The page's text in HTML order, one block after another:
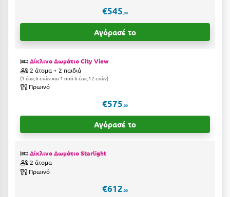
Θάσος
Ιεράπετρα
Ικαρία
Ίος
Ιωάννινα
€545 ,00
Αγόρασέ το
Δίκλινο Δωμάτιο City View
2 άτομα + 2 παιδιά
1 έως 6 ετών και 1 από 6 έως 12 ετών
Πρωινό
€575 ,00
Αγόρασέ το
Δίκλινο Δωμάτιο Starlight
2 άτομα
Πρωινό
€612 ,00